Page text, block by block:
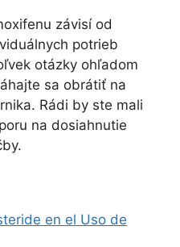
závisí od
potrieb
otázky ohľadom
sa obrátiť na
Rádi by ste mali
na dosiahnutie
en el Uso de